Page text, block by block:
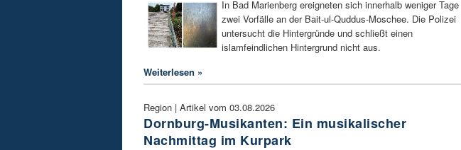
In Bad Marienberg ereigneten sich innerhalb weniger Tage
zwei Vorfälle an der Bait-ul-Quddus-Moschee. Die Polizei
untersucht die Hintergründe und schließt einen
islamfeindlichen Hintergrund nicht aus.
Weiterlesen »
Region | Artikel vom 03.08.2026
Dornburg-Musikanten: Ein musikalischer
Nachmittag im Kurpark